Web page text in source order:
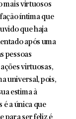
mais virtuosos
íntima que
que haja
após uma
pessoas
virtuosas,
universal, pois,
estima à
é a única que